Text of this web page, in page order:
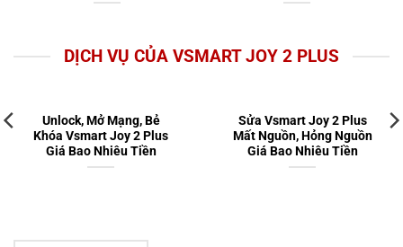
DỊCH VỤ CỦA VSMART JOY 2 PLUS
Unlock, Mở Mạng, Bẻ
Khóa Vsmart Joy 2 Plus
Giá Bao Nhiêu Tiền
Sửa Vsmart Joy 2 Plus
Mất Nguồn, Hỏng Nguồn
Giá Bao Nhiêu Tiền